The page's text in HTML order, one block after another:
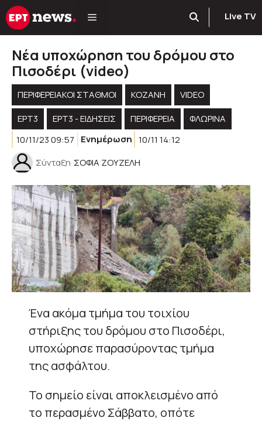
Μετάβαση
σε
Live TV
Νέα υποχώρηση του δρόμου στο
Πισοδέρι (video)
ΠΕΡΙΦΕΡΕΙΑΚΟΊ ΣΤΑΘΜΟΊ KOZANH
VIDEO
ΕΡΤ3
ΕΡΤ3 - ΕΙΔΉΣΕΙΣ ΠΕΡΙΦΈΡΕΙΑ
ΦΛΩΡΙΝΑ
10/11/23 09:57
Ενημέρωση 10/11 14:12
Σύνταξη ΣΟΦΙΑ ΖΟΥΖΕΛΗ
Ένα ακόμα τμήμα του τοιχίου
στήριξης του δρόμου στο Πισοδέρι,
υποχώρησε παρασύροντας τμήμα
της ασφάλτου.
Το σημείο είναι αποκλεισμένο από
το περασμένο Σάββατο, οπότε